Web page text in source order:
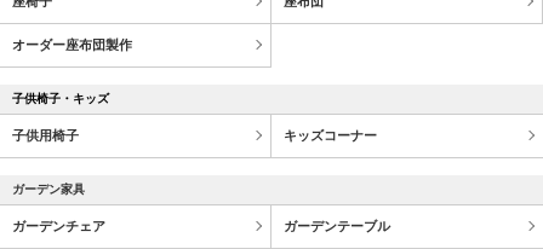
オーダー座布団製作
子供椅子・キッズ
子供用椅子 キッズコーナー
ガーデン家具
ガーデンチェア ガーデンテーブル